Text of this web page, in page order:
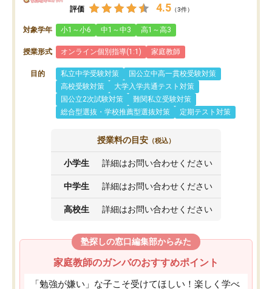
評価 4.5 （3件）
対象学年 小1～小6 中1～中3 高1～高3
授業形式 オンライン個別指導(1:1) 家庭教師
目的 私立中学受験対策
国公立中高一貫校受験対策
高校受験対策
大学入学共通テスト対策
国公立2次試験対策
難関私立受験対策
総合型選抜・学校推薦型選抜対策
定期テスト対策
授業料の目安 （税込）
小学生 詳細はお問い合わせください
中学生 詳細はお問い合わせください
高校生 詳細はお問い合わせください
塾探しの窓口編集部からみた
家庭教師のガンバのおすすめポイント
「勉強が嫌い」な子こそ受けてほしい！楽しく学べ